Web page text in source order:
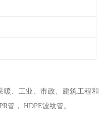
暖、工业、市政、建筑工程和
管， HDPE波纹管。